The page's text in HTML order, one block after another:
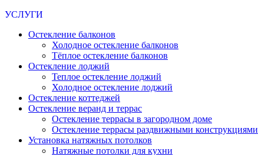
УСЛУГИ
Остекление балконов
Холодное остекление балконов
Тёплое остекление балконов
Остекление лоджий
Теплое остекление лоджий
Холодное остекление лоджий
Остекление коттеджей
Остекление веранд и террас
Остекление террасы в загородном доме
Остекление террасы раздвижными конструкциями
Установка натяжных потолков
Натяжные потолки для кухни